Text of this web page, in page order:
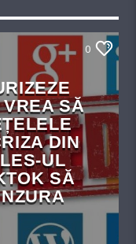
0
SĂ
DIN
UL
SĂ